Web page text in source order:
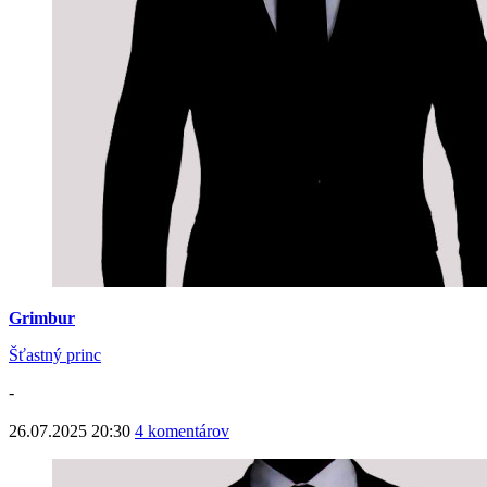
Grimbur
Šťastný princ
-
26.07.2025 20:30 4 komentárov